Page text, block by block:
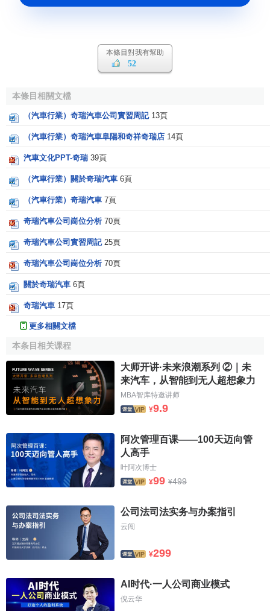
整車、發動機及部分關鍵零部件的自主研發能力、自主知識
發展奠定了一定的基礎。
廠和汽車工程研究院、規劃設計院等生產、研發單位。公司
整車35萬輛、發動機40萬台和
生產的產品有QQ3、QQ6、旗雲、瑞虎、東方之子、A5、V5
等七個系列整車及與其配套的發動機、變速箱和關鍵零部件
產品，今年上半年和下半年還將分別有三款新車下線投放市
場，到今年年底，奇瑞公司將成為我國上市產品最多、產品
系列最全的乘用車企業。
民族要精神，國貨當自強。作為立志創
公司，早在產品上市之初，就確立了“‘顧客滿意’是公司永恆
工始終不渝的奮鬥目標”的質量方針，並於2001年2月順利通
過ISO9001國際質量體系認證
同行業率先通過了德國萊茵公司ISO/TS16949質量管理體系
認證，這是體現汽車行業特殊要求的質量認證，其中有一項
非常重要的“工序能力指數
已非常不易，但奇瑞的
不懈，使奇瑞轎車在國家技術監督局的突擊檢查中，全部
量指標符合 國家標準，絕大部分指標優於國家標準。
奇瑞概念車
經過幾年的持續改進
和不
斷完善，奇瑞公司的品牌形象
2006年10月，“奇瑞”被認定為
中國馳名商標，併入選“中國最
有價值商標500強”第62位。同
年11月，奇瑞公司被美國《財
富》雜誌評為“最受贊賞的中國
公司”第11位，成為我國惟一一
家進入此排行榜前25位的汽車
製造企業。
CAC標誌釋義
本條目對我有幫助
52
本條目相關文檔
（汽車行業）奇瑞汽車公司實習周記 13頁
（汽車行業）奇瑞汽車阜陽和奇祥奇瑞店 14頁
汽車文化PPT-奇瑞 39頁
（汽車行業）關於奇瑞汽車 6頁
（汽車行業）奇瑞汽車 7頁
奇瑞汽車公司崗位分析 70頁
奇瑞汽車公司實習周記 25頁
奇瑞汽車公司崗位分析 70頁
關於奇瑞汽車 6頁
奇瑞汽車 17頁
更多相關文檔
本条目相关课程
大师开讲·未来浪潮系列 ②｜未
来汽车，从智能到无人超想象力
MBA智库特邀讲师
¥9.9
阿次管理百课——100天迈向管
人高手
叶阿次博士
¥99 ¥499
公司法司法实务与办案指引
云闯
¥299
AI时代·一人公司商业模式
倪云华